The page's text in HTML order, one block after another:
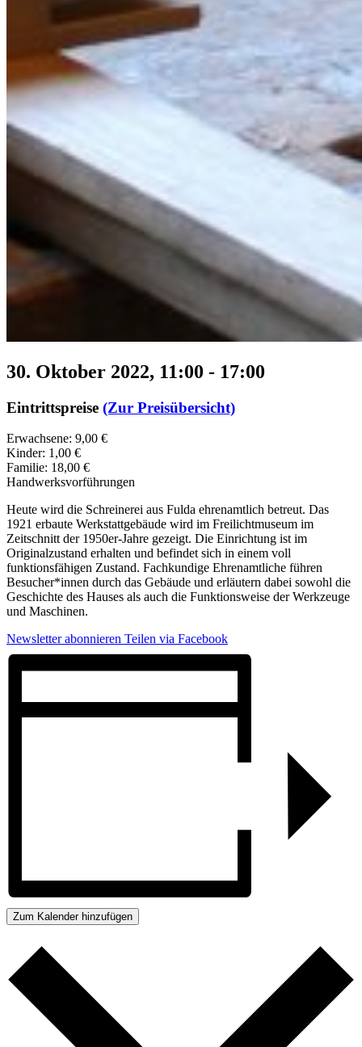
30. Oktober 2022, 11:00 - 17:00
Eintrittspreise (Zur Preisübersicht)
Erwachsene: 9,00 €
Kinder: 1,00 €
Familie: 18,00 €
Handwerksvorführungen
Heute wird die Schreinerei aus Fulda ehrenamtlich betreut. Das
1921 erbaute Werkstattgebäude wird im Freilichtmuseum im
Zeitschnitt der 1950er-Jahre gezeigt. Die Einrichtung ist im
Originalzustand erhalten und befindet sich in einem voll
funktionsfähigen Zustand. Fachkundige Ehrenamtliche führen
Besucher*innen durch das Gebäude und erläutern dabei sowohl die
Geschichte des Hauses als auch die Funktionsweise der Werkzeuge
und Maschinen.
Newsletter abonnieren Teilen via Facebook
Zum Kalender hinzufügen